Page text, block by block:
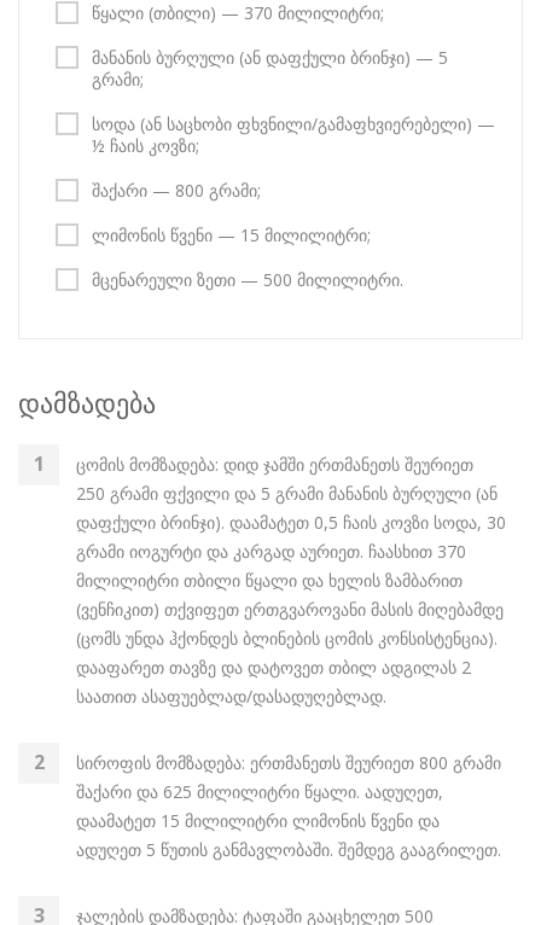
წყალი (თბილი) — 370 მილილიტრი;
მანანის ბურღული (ან დაფქული ბრინჯი) — 5
გრამი;
სოდა (ან საცხობი ფხვნილი/გამაფხვიერებელი) —
½ ჩაის კოვზი;
შაქარი — 800 გრამი;
ლიმონის წვენი — 15 მილილიტრი;
მცენარეული ზეთი — 500 მილილიტრი.
დამზადება
ცომის მომზადება: დიდ ჯამში ერთმანეთს შეურიეთ
250 გრამი ფქვილი და 5 გრამი მანანის ბურღული (ან
დაფქული ბრინჯი). დაამატეთ 0,5 ჩაის კოვზი სოდა, 30
გრამი იოგურტი და კარგად აურიეთ. ჩაასხით 370
მილილიტრი თბილი წყალი და ხელის ზამბარით
(ვენჩიკით) თქვიფეთ ერთგვაროვანი მასის მიღებამდე
(ცომს უნდა ჰქონდეს ბლინების ცომის კონსისტენცია).
დააფარეთ თავზე და დატოვეთ თბილ ადგილას 2
საათით ასაფუებლად/დასადუღებლად.
სიროფის მომზადება: ერთმანეთს შეურიეთ 800 გრამი
შაქარი და 625 მილილიტრი წყალი. აადუღეთ,
დაამატეთ 15 მილილიტრი ლიმონის წვენი და
ადუღეთ 5 წუთის განმავლობაში. შემდეგ გააგრილეთ.
ჯალების დამზადება: ტაფაში გააცხელეთ 500